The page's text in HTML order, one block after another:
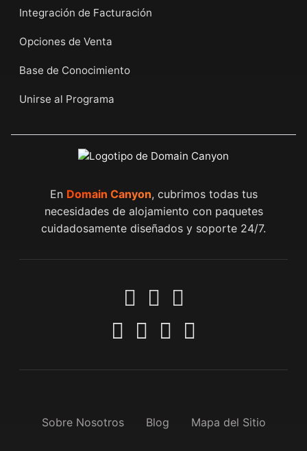
Integración de Facturación
Opciones de Venta
Base de Conocimiento
Unirse al Programa
En Domain Canyon, cubrimos todas tus
necesidades de alojamiento con paquetes
cuidadosamente diseñados y soporte 24/7.
Sobre Nosotros Blog Mapa del Sitio